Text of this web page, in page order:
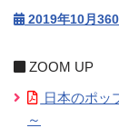
2019年10月
ZOOM UP
日本のポッ
～